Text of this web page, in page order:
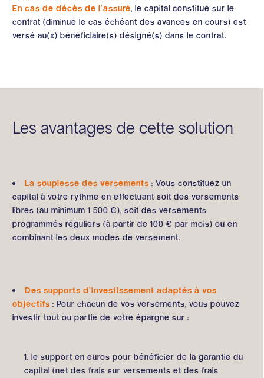
En cas de décès de l’assuré, le capital constitué sur le
contrat (diminué le cas échéant des avances en cours) est
versé au(x) bénéficiaire(s) désigné(s) dans le contrat.
Les avantages de cette solution
La souplesse des versements : Vous constituez un
capital à votre rythme en effectuant soit des versements
libres (au minimum 1 500 €), soit des versements
programmés réguliers (à partir de 100 € par mois) ou en
combinant les deux modes de versement.
Des supports d’investissement adaptés à vos
objectifs : Pour chacun de vos versements, vous pouvez
investir tout ou partie de votre épargne sur :
le support en euros pour bénéficier de la garantie du
capital (net des frais sur versements et des frais